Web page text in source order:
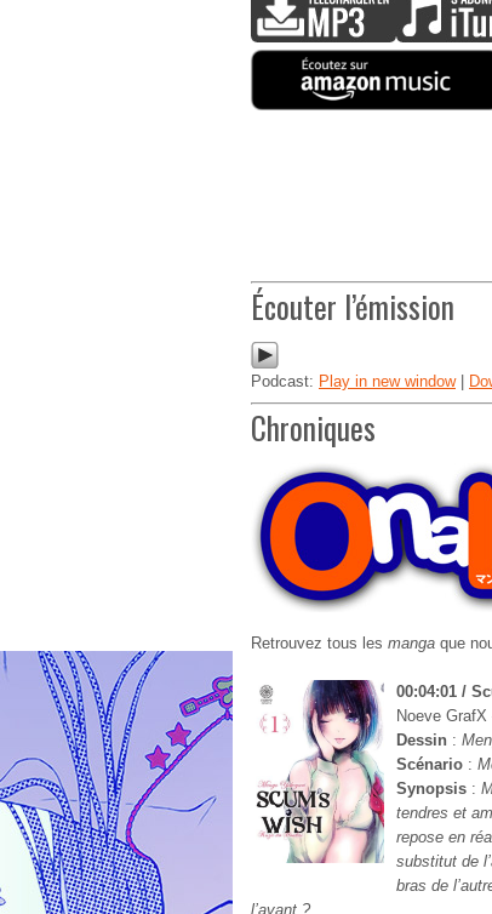
Écouter l’émission
Podcast: Play in new window|
Chroniques
Retrouvez tous les manga que
00:04:01 /
Noeve GrafX
Dessin :
Scénario :
Synopsis :
tendres et
repose en
substitut de
bras de
l’avant ?